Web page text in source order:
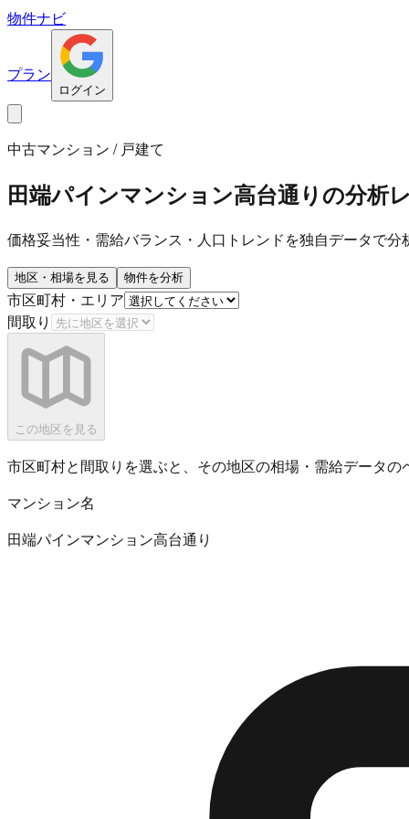
物件ナビ
プラン
ログイン
中古マンション / 戸建て
田端パインマンション高台通り の分析
価格妥当性・需給バランス・人口トレンドを独自データで分
地区・相場を見る 物件を分析
市区町村・エリア
間取り
この地区を見る
市区町村と間取りを選ぶと、その地区の相場・需給データの
マンション名
田端パインマンション高台通り